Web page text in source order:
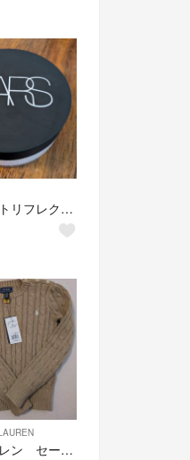
NARS ライトリフレクティングセッティングパウダー リフ粉
ラルフローレン セーター